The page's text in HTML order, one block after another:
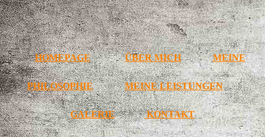
HOMEPAGE ÜBER MICH MEINE
PHILOSOPHIE MEINE LEISTUNGEN
GALERIE KONTAKT